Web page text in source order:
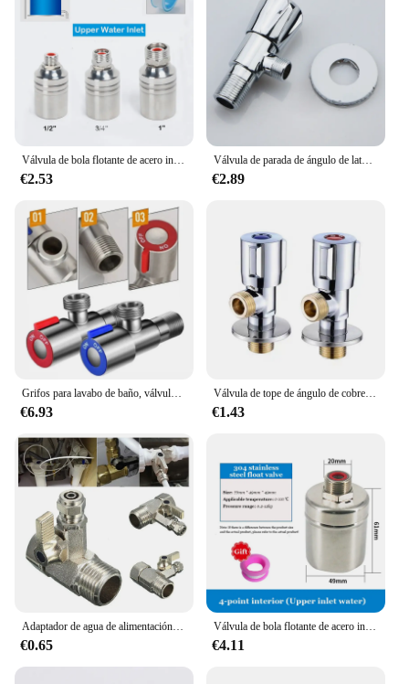
Válvula de bola flotante de acero inoxidable 304, Control automático del nivel de agua, tanque de agua, torre de apagado, 1/2 ", 3/4", 1"
€2.53
Válvula de parada de ángulo de latón para baño, accesorio de llenado de agua fría y caliente cromada para cocina y inodoro, 1/2 macho de 'x 3/8', 1 unidad
€2.89
Grifos para lavabo de baño, válvula de parada angular, acabado negro de latón, válvula de cierre G1/2 ", inodoro de baño, bidé, ducha, grifo de agua
€6.93
Válvula de tope de ángulo de cobre para baño, cocina, inodoro, fregadero, apertura rápida, agua caliente y fría, 1/2
€1.43
Adaptador de agua de alimentación Tee RO, válvula de bola de cierre, Conector de grifo, accesorios de herramientas para el hogar, 1/2 "a 1/4", 1 ud.
€0.65
Válvula de bola flotante de acero inoxidable 304, controlador automático de nivel de agua, torre de tanque de agua, grifo de cocina, parada completa de agua automática
€4.11